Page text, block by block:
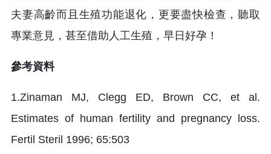
夫妻高齡而且生殖功能退化，更要盡快檢查，聽取
專業意見，甚至借助人工生殖，早日好孕！
參考資料
1.Zinaman MJ, Clegg ED, Brown CC, et al.
Estimates of human fertility and pregnancy loss.
Fertil Steril 1996; 65:503